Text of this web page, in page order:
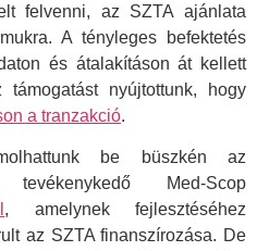
felvenni, az SZTA ajánlata
A tényleges befektetés
és átalakításon át kellett
nyújtottunk, hogy
a tranzakció.
be büszkén az
Med-Scop
, amelynek fejlesztéséhez
az SZTA finanszírozása. De